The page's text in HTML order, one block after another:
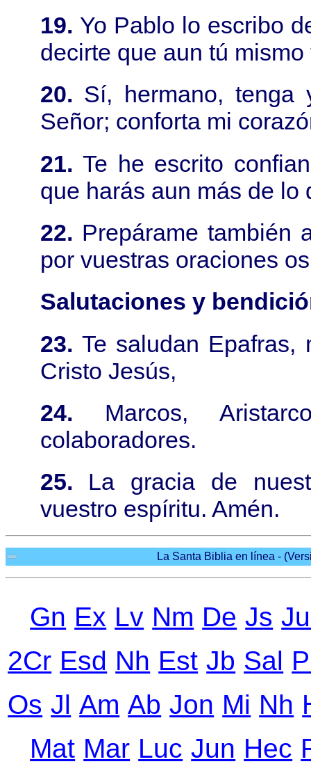
19. Yo Pablo lo escribo
decirte que aun tú
20. Sí, hermano,
Señor; conforta mi
21. Te he escrito
que harás aun más de lo
22. Prepárame también
por vuestras oraciones
Salutaciones y
23. Te saludan Epafras,
Cristo Jesús,
24. Marcos,
colaboradores.
25. La gracia de
vuestro espíritu. Amén.
La Santa Biblia en línea -
Gn Ex Lv Nm De Js
2Cr Еsd Nh Еst Jb Sal
Оs Jl Аm Ab Jon Mi Nh
Mat Mar Luc Jun Hec